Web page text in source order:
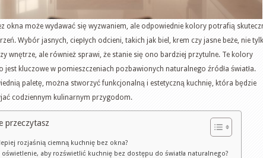
okna może wydawać się wyzwaniem, ale odpowiednie kolory potrafią
Wybór jasnych, ciepłych odcieni, takich jak biel, krem czy jasne beże, nie
wnętrze, ale również sprawi, że stanie się ono bardziej przytulne. Te kolory
jest kluczowe w pomieszczeniach pozbawionych naturalnego źródła światła.
paletę, można stworzyć funkcjonalną i estetyczną kuchnię, która będzie
codziennym kulinarnym przygodom.
przeczytasz
rozjaśnią ciemną kuchnię bez okna?
oświetlenie, aby rozświetlić kuchnię bez dostępu do światła naturalnego?